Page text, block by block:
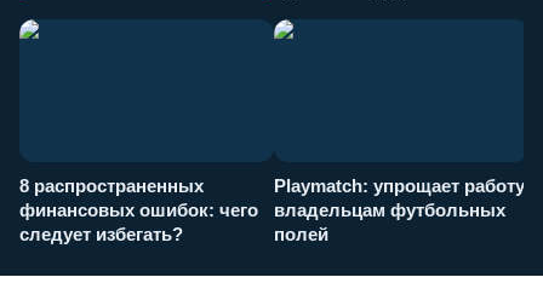
8 распространенных
финансовых ошибок: чего
следует избегать?
Playmatch: упрощает работу
владельцам футбольных
полей